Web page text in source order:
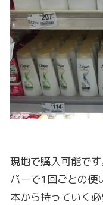
現地で購入可能で
パーで1回ごとの使
本から持っていく必